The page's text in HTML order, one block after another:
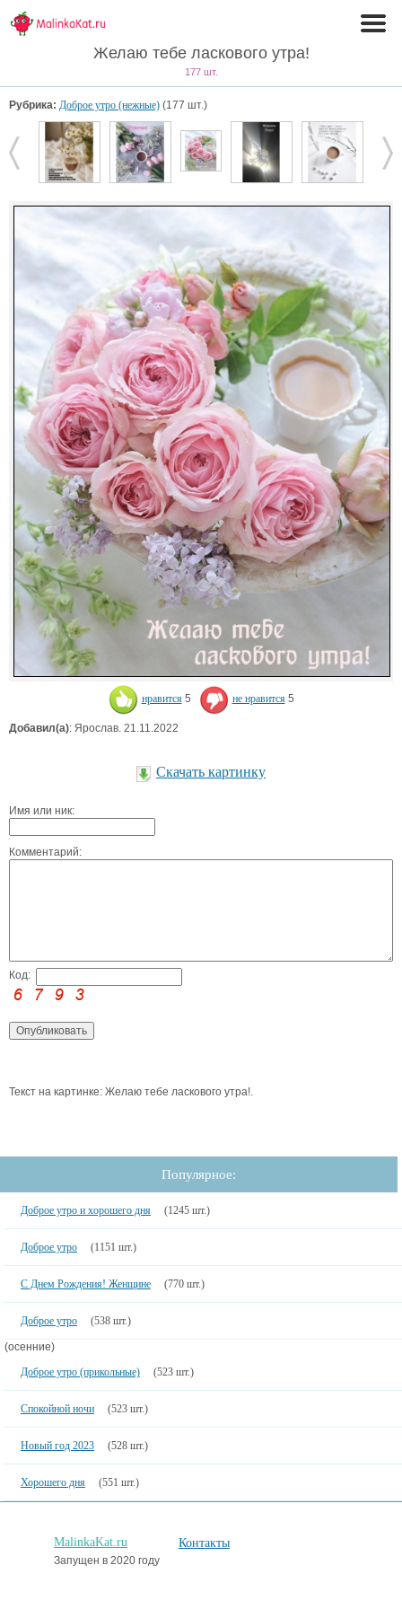
Желаю тебе ласкового утра!
177 шт.
Рубрика: Доброе утро (нежные) (177 шт.)
нравится 5 не нравится 5
Добавил(а): Ярослав. 21.11.2022
Скачать картинку
Имя или ник:
Комментарий:
Код:
Текст на картинке: Желаю тебе ласкового утра!.
Популярное:
Доброе утро и хорошего дня (1245 шт.)
Доброе утро (1151 шт.)
С Днем Рождения! Женщине (770 шт.)
Доброе утро (538 шт.)
(осенние)
Доброе утро (прикольные)
(523 шт.)
Спокойной ночи (523 шт.)
Новый год 2023 (528 шт.)
Хорошего дня (551 шт.)
MalinkaKat.ru
Запущен в 2020 году
Контакты